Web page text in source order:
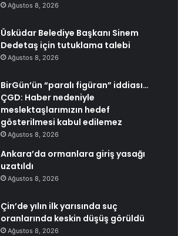
Ağustos 8, 2026
Üsküdar Belediye Başkanı Sinem
Dedetaş için tutuklama talebi
Ağustos 8, 2026
BirGün’ün “paralı figüran” iddiası…
ÇGD: Haber nedeniyle
meslektaşlarımızın hedef
gösterilmesi kabul edilemez
Ağustos 8, 2026
Ankara’da ormanlara giriş yasağı
uzatıldı
Ağustos 8, 2026
Çin’de yılın ilk yarısında suç
oranlarında keskin düşüş görüldü
Ağustos 8, 2026